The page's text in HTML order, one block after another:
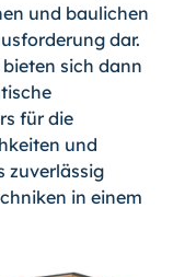
und baulichen
dar.
sich dann
für die
und
zuverlässig
in einem